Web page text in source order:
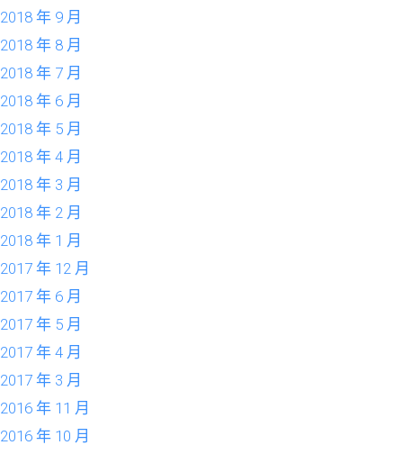
2018 年 9 月
2018 年 8 月
2018 年 7 月
2018 年 6 月
2018 年 5 月
2018 年 4 月
2018 年 3 月
2018 年 2 月
2018 年 1 月
2017 年 12 月
2017 年 6 月
2017 年 5 月
2017 年 4 月
2017 年 3 月
2016 年 11 月
2016 年 10 月